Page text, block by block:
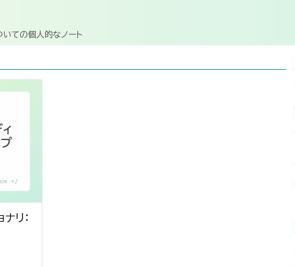
いての個人的なノート
リ：